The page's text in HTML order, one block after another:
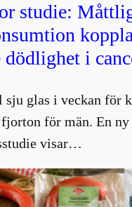
studie:
dödlighet i
glas i veckan för
för män. En ny
visar…